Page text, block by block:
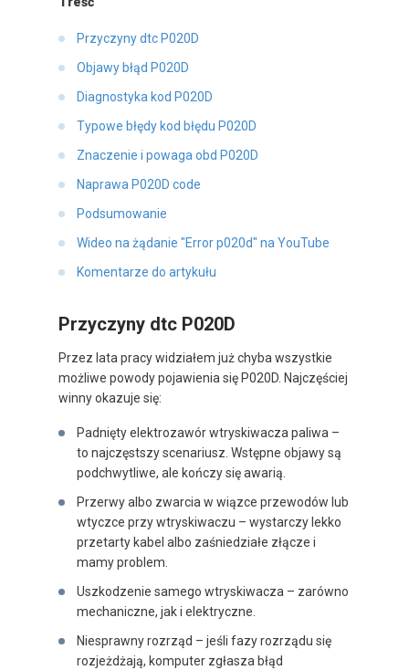
Przyczyny dtc P020D
Objawy błąd P020D
Diagnostyka kod P020D
Typowe błędy kod błędu P020D
Znaczenie i powaga obd P020D
Naprawa P020D code
Podsumowanie
Wideo na żądanie "Error p020d" na YouTube
Komentarze do artykułu
Przyczyny dtc P020D
Przez lata pracy widziałem już chyba wszystkie
możliwe powody pojawienia się P020D. Najczęściej
winny okazuje się:
Padnięty elektrozawór wtryskiwacza paliwa –
to najczęstszy scenariusz. Wstępne objawy są
podchwytliwe, ale kończy się awarią.
Przerwy albo zwarcia w wiązce przewodów lub
wtyczce przy wtryskiwaczu – wystarczy lekko
przetarty kabel albo zaśniedziałe złącze i
mamy problem.
Uszkodzenie samego wtryskiwacza – zarówno
mechaniczne, jak i elektryczne.
Niesprawny rozrząd – jeśli fazy rozrządu się
rozjeżdżają, komputer zgłasza błąd